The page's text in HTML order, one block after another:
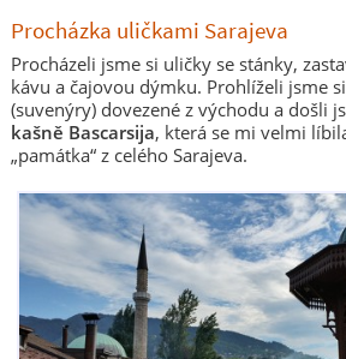
Procházka uličkami Sarajeva
Procházeli jsme si uličky se stánky,
kávu a čajovou dýmku. Prohlíželi jsme
(suvenýry) dovezené z východu a došli
kašně Bascarsija, která se mi velmi
„památka“ z celého Sarajeva.